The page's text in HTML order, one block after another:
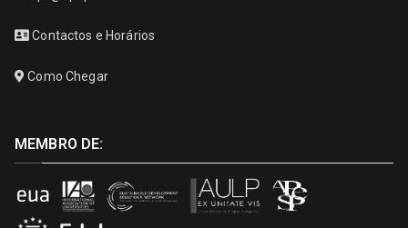
Contactos e Horários
Como Chegar
MEMBRO DE: